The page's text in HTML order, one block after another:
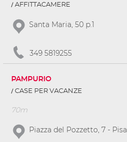
AFFITTACAMERE
Santa Maria, 50 p.1
349 5819255
PAMPURIO
CASE PER VACANZE
70m
Piazza del Pozzetto, 7 - Pisa